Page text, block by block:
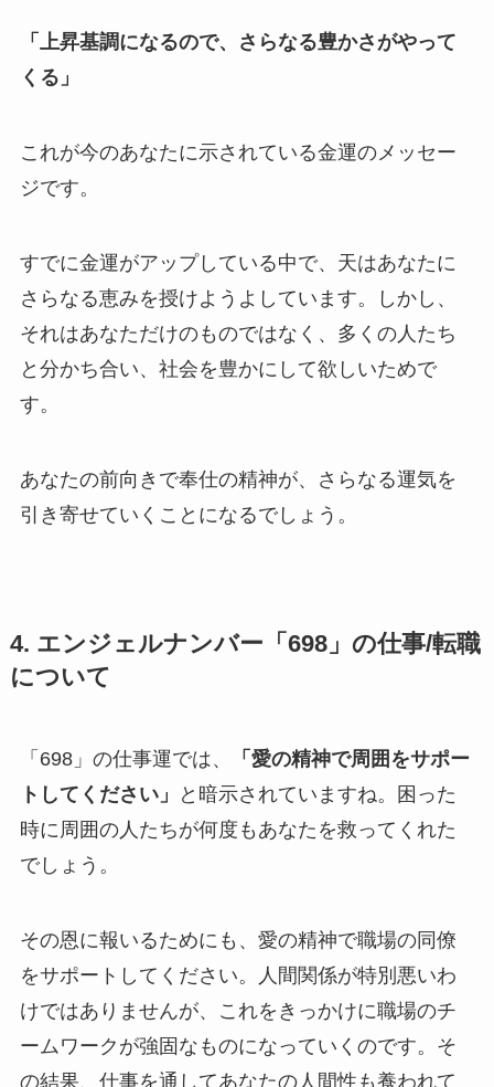
「上昇基調になるので、さらなる豊かさがやって
くる」
これが今のあなたに示されている金運のメッセー
ジです。
すでに金運がアップしている中で、天はあなたに
さらなる恵みを授けようよしています。しかし、
それはあなただけのものではなく、多くの人たち
と分かち合い、社会を豊かにして欲しいためで
す。
あなたの前向きで奉仕の精神が、さらなる運気を
引き寄せていくことになるでしょう。
4. エンジェルナンバー「698」の仕事/転職
について
「698」の仕事運では、
「愛の精神で周囲をサポー
トしてください」
と暗示されていますね。困った
時に周囲の人たちが何度もあなたを救ってくれた
でしょう。
その恩に報いるためにも、愛の精神で職場の同僚
をサポートしてください。人間関係が特別悪いわ
けではありませんが、これをきっかけに職場のチ
ームワークが強固なものになっていくのです。そ
の結果、仕事を通してあなたの人間性も養われて